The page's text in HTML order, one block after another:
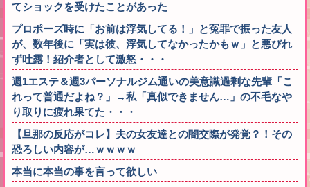
てショックを受けたことがあった
プロポーズ時に「お前は浮気してる！」と冤罪で振った友人
が、数年後に「実は彼、浮気してなかったかもｗ」と悪びれ
ず吐露！紹介者として激怒・・・
週1エステ＆週3パーソナルジム通いの美意識過剰な先輩「こ
れって普通だよね？」→私「真似できません…」の不毛なや
り取りに疲れ果てた・・・
【旦那の反応がコレ】夫の女友達との闇交際が発覚？！その
恐ろしい内容が…ｗｗｗｗ
本当に本当の事を言って欲しい